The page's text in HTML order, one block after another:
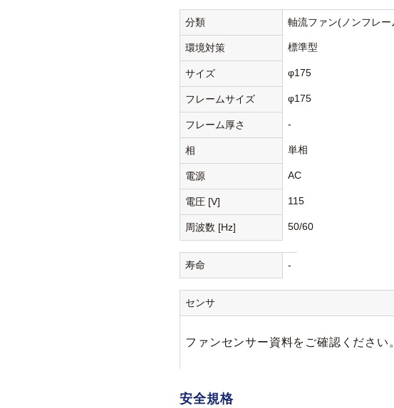
分類 軸流ファン(ノンフレー
環境対策 標準型
サイズ φ175
フレームサイズ φ175
フレーム厚さ -
相 単相
電源 AC
電圧 [V] 115
周波数 [Hz] 50/60
寿命 -
センサ
ファンセンサー資料をご確認ください
安全規格